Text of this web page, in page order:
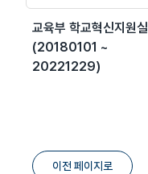
교육부 학교혁신지원실
(20180101 ~
20221229)
이전 페이지로